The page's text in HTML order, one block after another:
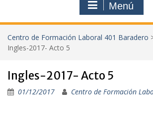
Menú
Centro de Formación Laboral 401 Baradero
Ingles-2017- Acto 5
Ingles-2017- Acto 5
01/12/2017 Centro de Formación